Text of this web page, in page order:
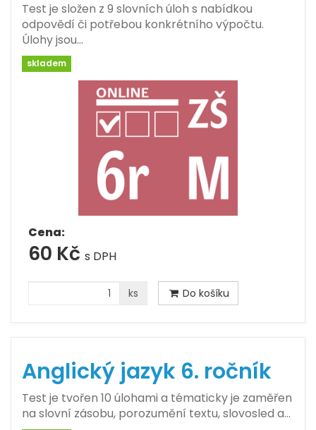
Test je složen z 9 slovních úloh s nabídkou
odpovědí či potřebou konkrétního výpočtu.
Úlohy jsou…
skladem
Cena:
60 Kč s DPH
ks Do košíku
Anglický jazyk 6. ročník
Test je tvořen 10 úlohami a tématicky je zaměřen
na slovní zásobu, porozumění textu, slovosled a…